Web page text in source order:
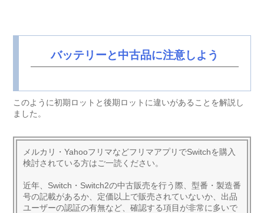
バッテリーと中古品に注意しよう
このように初期ロットと後期ロットに違いがあることを解説し
ました。
メルカリ・YahooフリマなどフリマアプリでSwitchを購入
検討されている方はご一読ください。
近年、Switch・Switch2の中古販売を行う際、型番・製造番
号の記載があるか、定価以上で販売されていないか、出品
ユーザーの認証の有無など、確認する項目が非常に多いで